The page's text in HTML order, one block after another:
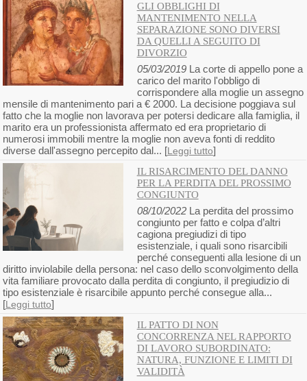
GLI OBBLIGHI DI
MANTENIMENTO NELLA
SEPARAZIONE SONO DIVERSI
DA QUELLI A SEGUITO DI
DIVORZIO
05/03/2019La corte di appello pone a
carico del marito l'obbligo di
corrispondere alla moglie un assegno
mensile di mantenimento pari a € 2000. La decisione poggiava sul
fatto che la moglie non lavorava per potersi dedicare alla famiglia, il
marito era un professionista affermato ed era proprietario di
numerosi immobili mentre la moglie non aveva fonti di reddito
diverse dall'assegno percepito dal... [Leggi tutto]
IL RISARCIMENTO DEL DANNO
PER LA PERDITA DEL PROSSIMO
CONGIUNTO
08/10/2022La perdita del prossimo
congiunto per fatto e colpa d’altri
cagiona pregiudizi di tipo
esistenziale, i quali sono risarcibili
perché conseguenti alla lesione di un
diritto inviolabile della persona: nel caso dello sconvolgimento della
vita familiare provocato dalla perdita di congiunto, il pregiudizio di
tipo esistenziale è risarcibile appunto perché consegue alla...
[Leggi tutto]
IL PATTO DI NON
CONCORRENZA NEL RAPPORTO
DI LAVORO SUBORDINATO:
NATURA, FUNZIONE E LIMITI DI
VALIDITÀ